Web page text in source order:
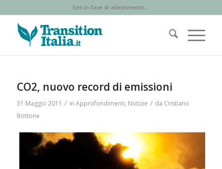
Sito in fase di allestimento...
CO2, nuovo record di emissioni
31 Maggio 2011 / in Approfondimenti, Notizie / da Cristiano
Bottone